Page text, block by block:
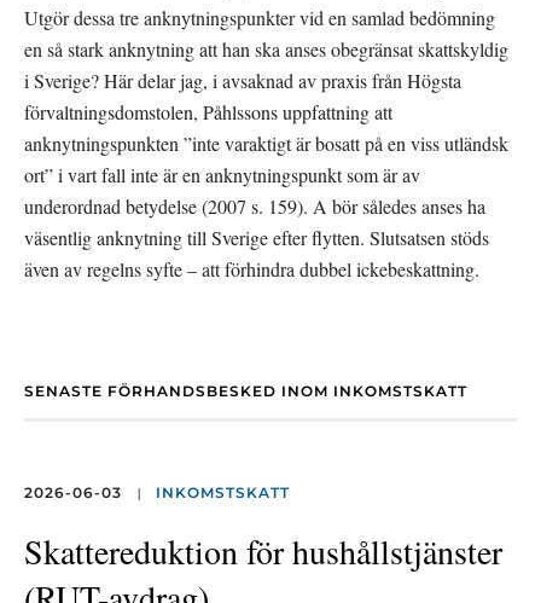
Utgör dessa tre anknytningspunkter vid en samlad bedömning
en så stark anknytning att han ska anses obegränsat skattskyldig
i Sverige? Här delar jag, i avsaknad av praxis från Högsta
förvaltningsdomstolen, Påhlssons uppfattning att
anknytningspunkten ”inte varaktigt är bosatt på en viss utländsk
ort” i vart fall inte är en anknytningspunkt som är av
underordnad betydelse (2007 s. 159). A bör således anses ha
väsentlig anknytning till Sverige efter flytten. Slutsatsen stöds
även av regelns syfte – att förhindra dubbel ickebeskattning.
SENASTE FÖRHANDSBESKED INOM INKOMSTSKATT
2026-06-03 | INKOMSTSKATT
Skattereduktion för hushållstjänster